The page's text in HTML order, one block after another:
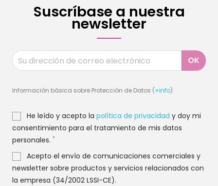
Suscríbase a nuestra
newsletter
Información básica sobre Protección de Datos (+info)
He leído y acepto la política de privacidad y doy mi
consentimiento para el tratamiento de mis datos
personales. *
Acepto el envío de comunicaciones comerciales y
newsletter sobre productos y servicios relacionados con
la empresa (34/2002 LSSI-CE).